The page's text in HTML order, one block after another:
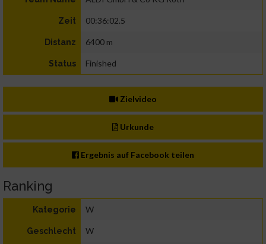
Zeit 00:36:02.5
Distanz 6400 m
Status Finished
Zielvideo
Urkunde
Ergebnis auf Facebook teilen
Ranking
Kategorie W
Geschlecht W